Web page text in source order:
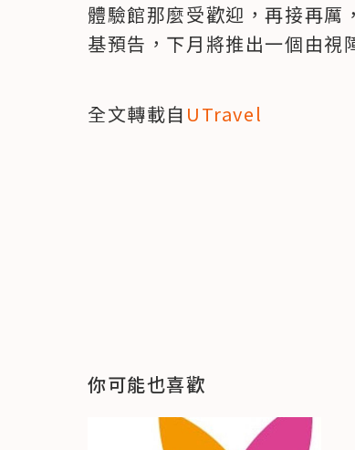
體驗館那麼受歡迎，再接再厲
基預告，下月將推出一個由視
全文轉載自 UTravel
你可能也喜歡